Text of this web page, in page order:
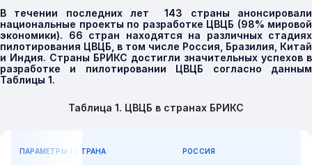
В течении последних лет 143 страны анонсировали
национальные проекты по разработке ЦВЦБ (98% мировой
экономики). 66 стран находятся на различных стадиях
пилотирования ЦВЦБ, в том числе Россия, Бразилия, Китай
и Индия. Страны БРИКС достигли значительных успехов в
разработке и пилотировании ЦВЦБ согласно данным
Таблицы 1.
Таблица 1. ЦВЦБ в странах БРИКС
ПАРАМЕТРЫ / СТРАНА РОССИЯ